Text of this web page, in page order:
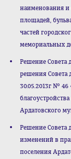
наименования и
площадей,
частей
мемориальных
Решение Совета
решения Совета
30.05.2013г №
Ардатовского
Решение Совета
изменений в
поселения